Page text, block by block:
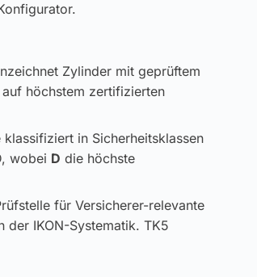
Zylinder mit geprüftem
höchstem zertifizierten
in Sicherheitsklassen
wobei D die höchste
für Versicherer-relevante
der IKON-Systematik. TK5